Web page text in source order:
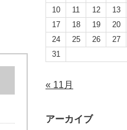
10
11 12 13
17
18 19 20
24
25 26 27
31
« 11月
アーカイブ